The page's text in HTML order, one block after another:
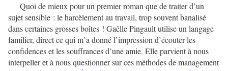
Quoi de mieux pour un premier roman que de traiter d’un
sujet sensible : le harcèlement au travail, trop souvent banalisé
dans certaines grosses boîtes ! Gaëlle Pingault utilise un langage
familier, direct ce qui m’a donné l’impression d’écouter les
confidences et les souffrances d’une amie. Elle parvient à nous
interpeller et à nous questionner sur ces méthodes de management